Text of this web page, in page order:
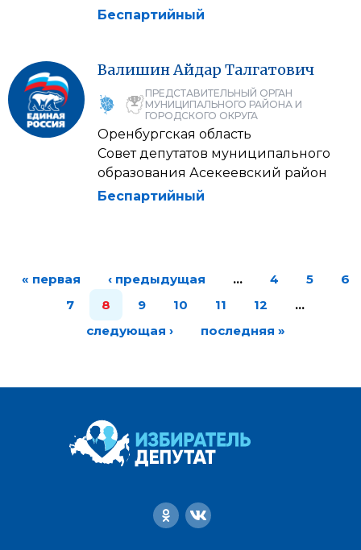
Беспартийный
ВалишинАйдар Талгатович
ПРЕДСТАВИТЕЛЬНЫЙ ОРГАН
МУНИЦИПАЛЬНОГО РАЙОНА И
ГОРОДСКОГО ОКРУГА
Оренбургская область
Совет депутатов муниципального
образования Асекеевский район
Беспартийный
« первая ‹ предыдущая … 4 5
6
7
8 9 10 11 12
…
следующая ›
последняя »